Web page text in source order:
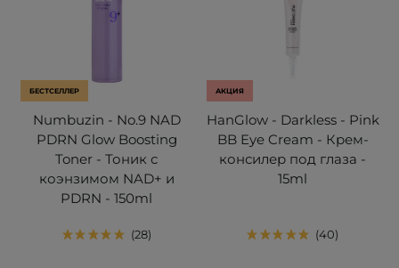
БЕСТСЕЛЛЕР
Numbuzin - No.9 NAD
PDRN Glow Boosting
Toner - Тоник с
коэнзимом NAD+ и
PDRN - 150ml
28
АКЦИЯ
HanGlow - Darkless - Pink
BB Eye Cream - Крем-
консилер под глаза -
15ml
40